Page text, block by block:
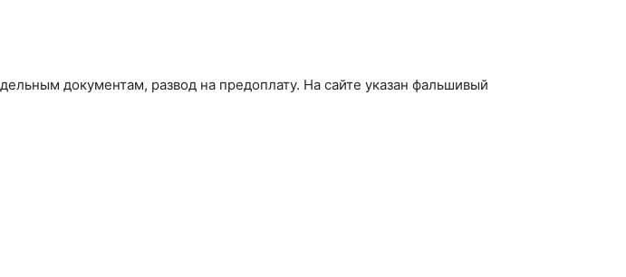
документам, развод на предоплату. На сайте указан фальшивый